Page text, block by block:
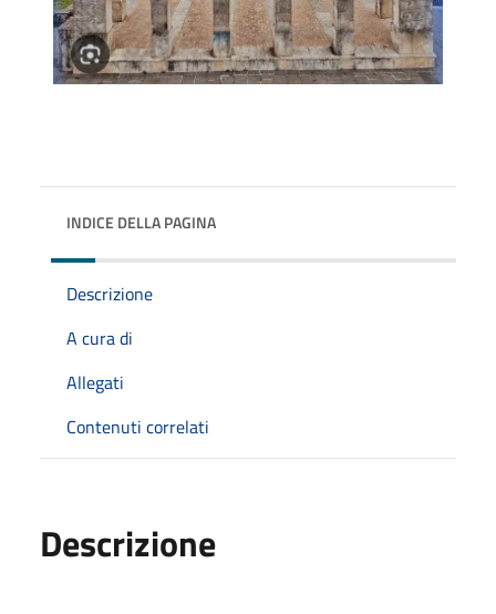
INDICE DELLA PAGINA
Descrizione
A cura di
Allegati
Contenuti correlati
Descrizione